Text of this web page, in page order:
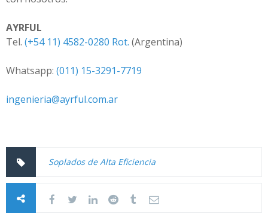
AYRFUL
Tel. (+54 11) 4582-0280 Rot. (Argentina)
Whatsapp: (011) 15-3291-7719
ingenieria@ayrful.com.ar
Soplados de Alta Eficiencia